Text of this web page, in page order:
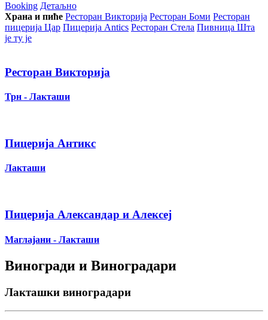
Booking Детаљно
Храна и пиће Ресторан Викторија Ресторан Боми Ресторан
пицерија Цар Пицерија Аntics Ресторан Стела Пивница Шта
је ту је
Ресторан Викторија
Трн - Лакташи
Пицерија Антикс
Лакташи
Пицерија Александар и Алексеј
Маглајани - Лакташи
Виногради и Виноградари
Лакташки виноградари